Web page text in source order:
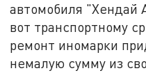
автомобиля "Хендай
вот транспортному
ремонт иномарки
немалую сумму из